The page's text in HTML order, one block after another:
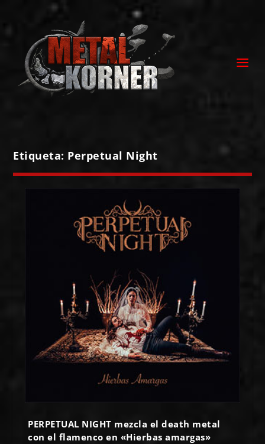
Etiqueta: Perpetual Night
PERPETUAL NIGHT mezcla el death metal
con el flamenco en «Hierbas amargas»